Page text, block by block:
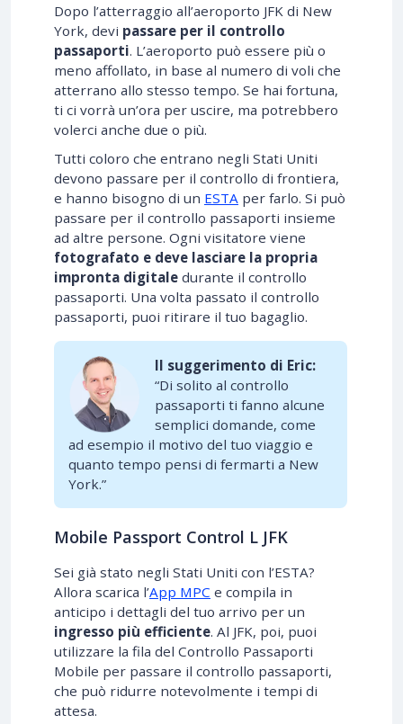
Dopo l’atterraggio all’aeroporto JFK di New
York, devi passare per il controllo
passaporti. L’aeroporto può essere più o
meno affollato, in base al numero di voli che
atterrano allo stesso tempo. Se hai fortuna,
ti ci vorrà un’ora per uscire, ma potrebbero
volerci anche due o più.
Tutti coloro che entrano negli Stati Uniti
devono passare per il controllo di frontiera,
e hanno bisogno di un ESTA per farlo. Si può
passare per il controllo passaporti insieme
ad altre persone. Ogni visitatore viene
fotografato e deve lasciare la propria
impronta digitale durante il controllo
passaporti. Una volta passato il controllo
passaporti, puoi ritirare il tuo bagaglio.
Il suggerimento di Eric:
“Di solito al controllo
passaporti ti fanno alcune
semplici domande, come
ad esempio il motivo del tuo viaggio e
quanto tempo pensi di fermarti a New
York.”
Mobile Passport Control L JFK
Sei già stato negli Stati Uniti con l’ESTA?
Allora scarica l’App MPC e compila in
anticipo i dettagli del tuo arrivo per un
ingresso più efficiente. Al JFK, poi, puoi
utilizzare la fila del Controllo Passaporti
Mobile per passare il controllo passaporti,
che può ridurre notevolmente i tempi di
attesa.